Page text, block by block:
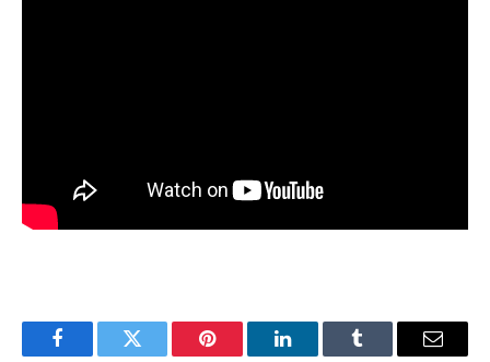
FacebookTwitter Pinterest LinkedInTumblr Email